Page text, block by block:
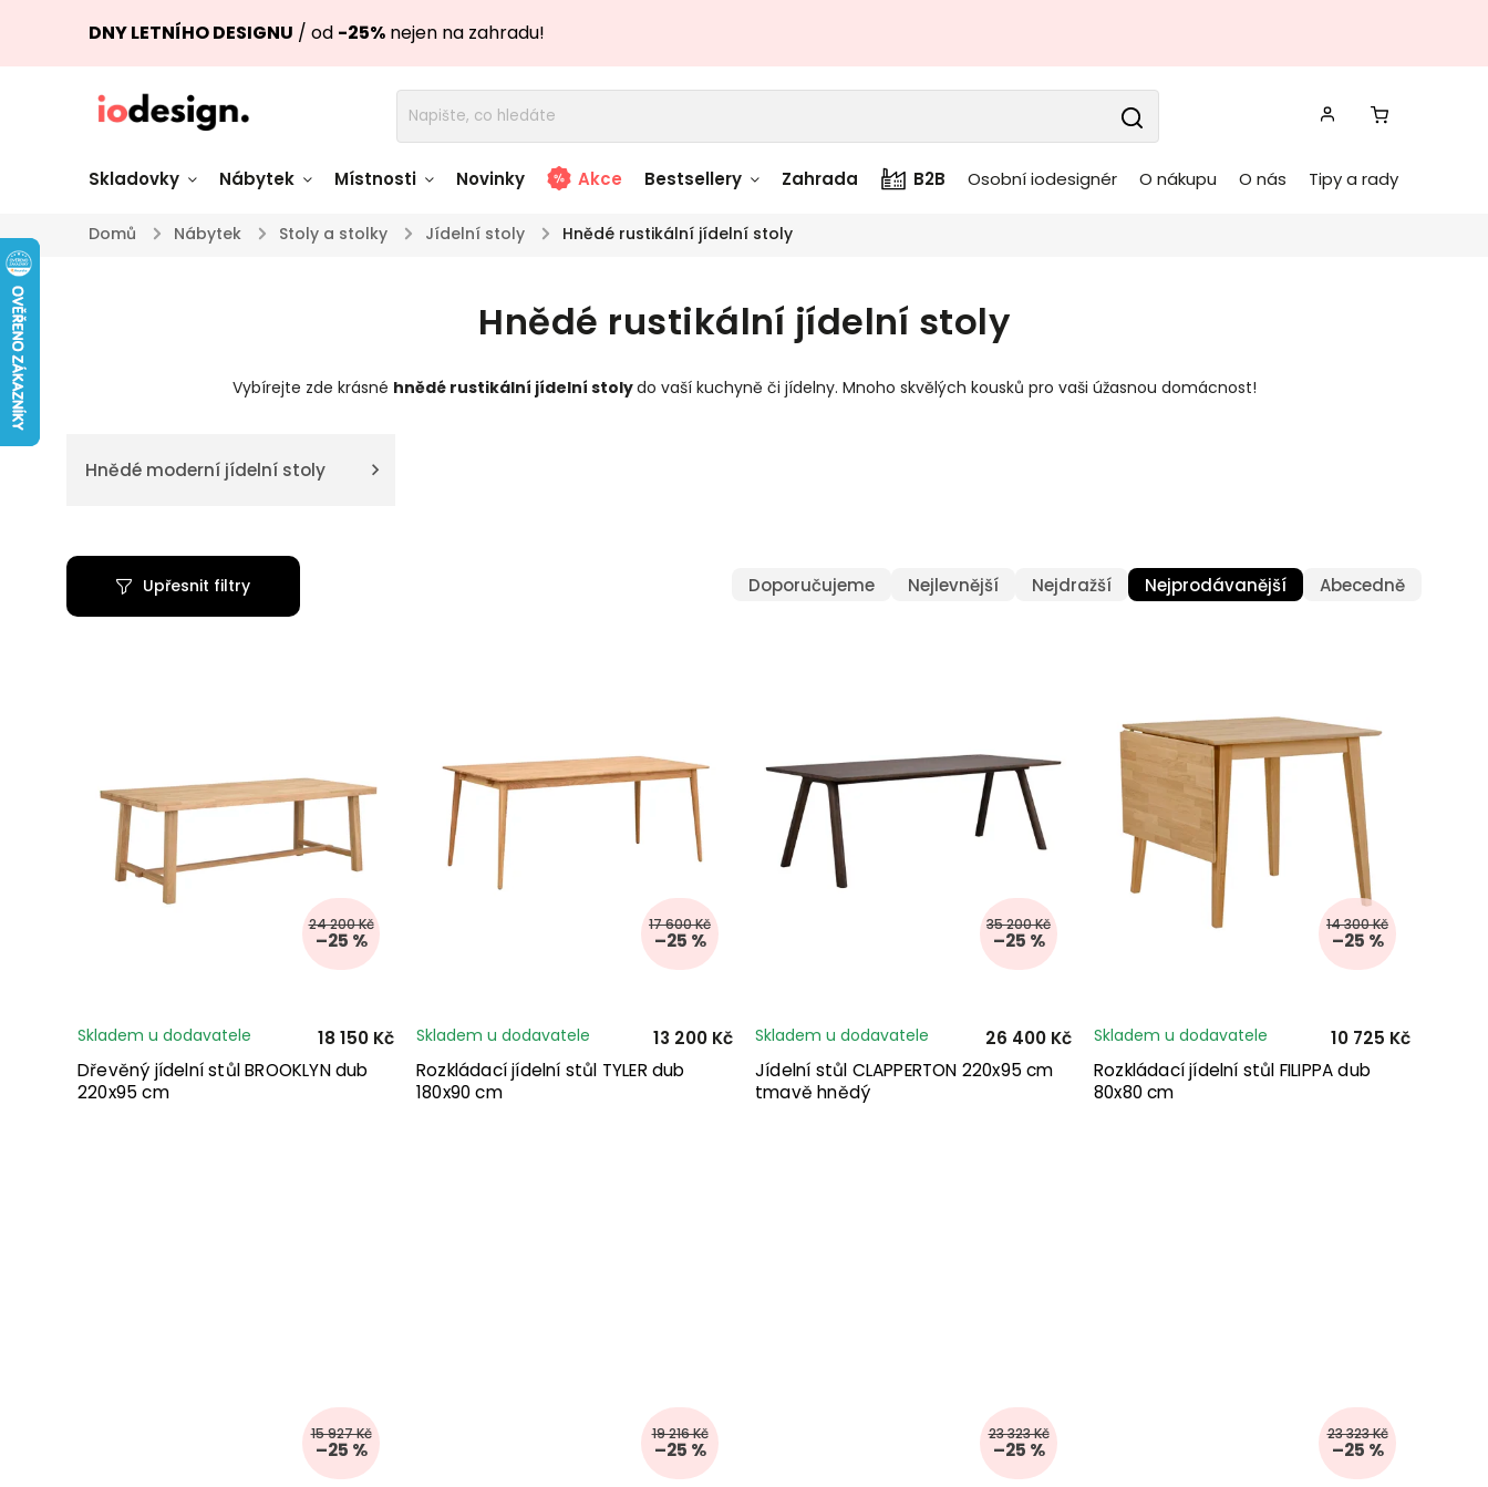
DNY LETNÍHO DESIGNU / od -25% nejen na zahradu!
Skladovky
Židle skladem Stoly skladem Stolky skladem
Úložné prostory
skladem
Zahradní nábytek
skladem
Světla skladem
Doplňky a
Textílie skladem
Nádobí skladem
Nábytek Místnosti Novinky Akce Bestsellery Zahrada B2B Osobní iodesignér O nákupu O nás Tipy a rady
Domů / Nábytek / Stoly a stolky / Jídelní stoly / Hnědé rustikální jídelní stoly
Hnědé rustikální jídelní stoly
Vybírejte zde krásné hnědé rustikální jídelní stolydo vaší kuchyně či jídelny. Mnoho skvělých kousků pro vaši úžasnou domácnost!
Hnědé moderní jídelní stoly
Doporučujeme Nejlevnější Nejdražší Nejprodávanější Abecedně
Upřesnit filtry
24 200 Kč
–25 %
Dřevěný jídelní stůl BROOKLYN dub
220x95 cm
Skladem u dodavatele 18 150 Kč
17 600 Kč
–25 %
Rozkládací jídelní stůl TYLER dub
180x90 cm
Skladem u dodavatele 13 200 Kč
35 200 Kč
–25 %
Jídelní stůl CLAPPERTON 220x95 cm
tmavě hnědý
Skladem u dodavatele 26 400 Kč
14 300 Kč
–25 %
Rozkládací jídelní stůl FILIPPA dub
80x80 cm
Skladem u dodavatele 10 725 Kč
15 927 Kč
–25 %
19 216 Kč
–25 %
23 323 Kč
–25 %
23 323 Kč
–25 %